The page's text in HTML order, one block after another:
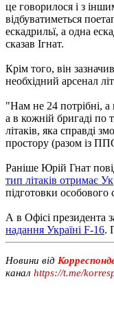
це говорилося і з
відбуватиметься
ескадрильї, а одна
сказав Ігнат.
Крім того, він
необхідний арсенал
"Нам не 24 потрібні,
а в кожній бригаді по
літаків, яка справді
простору (разом із
Раніше Юрій Гнат
тип літаків отримає
підготовки особового
А в Офісі президента
надання Україні F-16.
Новини від
канал https://t.me/